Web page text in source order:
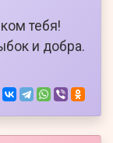
тебя!
и добра.